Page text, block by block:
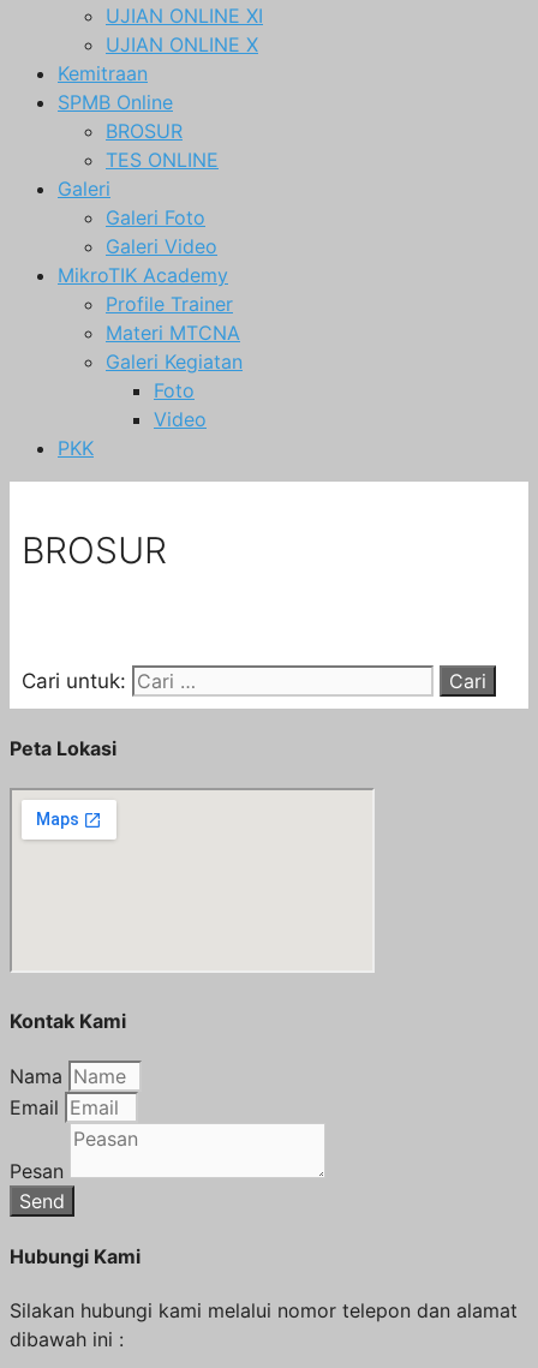
UJIAN ONLINE XI
UJIAN ONLINE X
Kemitraan
SPMB Online
BROSUR
TES ONLINE
Galeri
Galeri Foto
Galeri Video
MikroTIK Academy
Profile Trainer
Materi MTCNA
Galeri Kegiatan
Foto
Video
PKK
BROSUR
Cari untuk:
Peta Lokasi
Kontak Kami
Nama
Email
Pesan
Send
Hubungi Kami
Silakan hubungi kami melalui nomor telepon dan alamat
dibawah ini :